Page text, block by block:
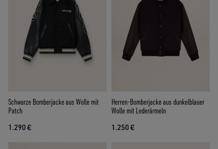
Schwarze Bomberjacke aus Wolle mit
Patch
1.290 €
Herren-Bomberjacke aus dunkelblauer
Wolle mit Lederärmeln
1.250 €